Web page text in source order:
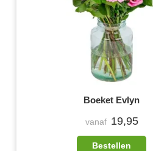
Boeket Evlyn
vanaf 19,95
Bestellen